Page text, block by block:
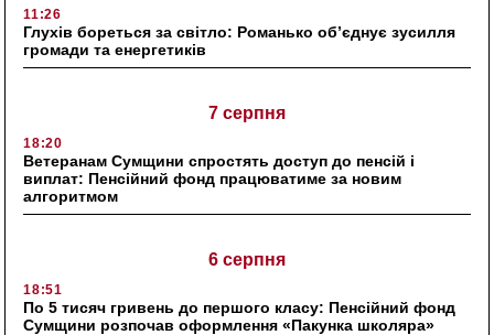
11:26
Глухів бореться за світло: Романько об’єднує зусилля
громади та енергетиків
7 серпня
18:20
Ветеранам Сумщини спростять доступ до пенсій і
виплат: Пенсійний фонд працюватиме за новим
алгоритмом
6 серпня
18:51
По 5 тисяч гривень до першого класу: Пенсійний фонд
Сумщини розпочав оформлення «Пакунка школяра»